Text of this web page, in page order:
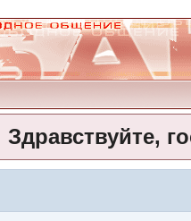
Здравствуйте,